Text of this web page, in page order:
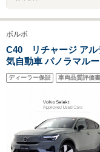
ボルボ
C40 リチャージ ア
気自動車 パノラマル
グリーンM 前後シー
ーター harman/
ヤモンドカットAW
ディーラー保証 車両品質評価